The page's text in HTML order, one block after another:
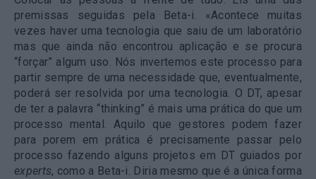
premissas seguidas pela Beta-i. «Acontece muitas
vezes haver uma tecnologia que saiu de um laboratório
mas que ainda não encontrou aplicação e se procura
“forçar” algum uso. Nós invertemos este processo para
partir sempre de uma necessidade que, eventualmente,
poderá ser resolvida por uma tecnologia. O DT, apesar
de ter a palavra “thinking” é mais uma prática do que um
processo mental. Aquilo que gestores podem fazer
para porem em prática é precisamente passar pelo
processo fazendo alguns projetos em DT guiados por
experts, como a Beta-i. Diria mesmo que é a única forma